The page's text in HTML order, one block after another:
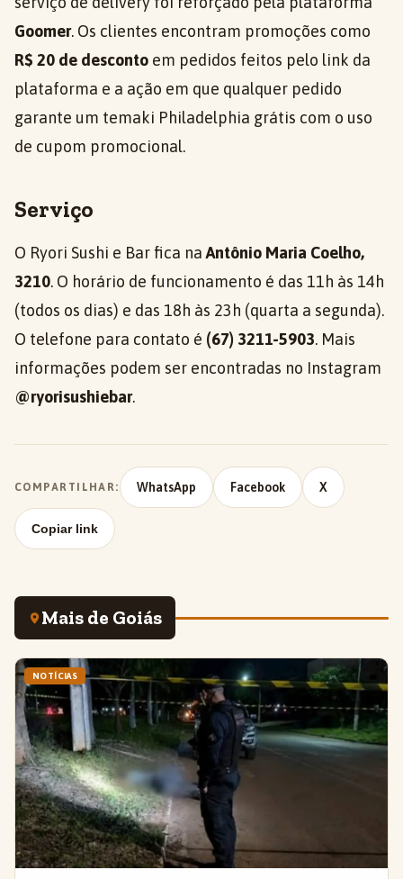
Goomer. Os clientes encontram promoções como
R$ 20 de desconto em pedidos feitos pelo link da
plataforma e a ação em que qualquer pedido
garante um temaki Philadelphia grátis com o uso
de cupom promocional.
Serviço
O Ryori Sushi e Bar fica naAntônio Maria Coelho,
3210. O horário de funcionamento é das 11h às 14h
(todos os dias) e das 18h às 23h (quarta a segunda).
O telefone para contato é (67) 3211-5903. Mais
informações podem ser encontradas no Instagram
@ryorisushiebar.
COMPARTILHAR: WhatsApp Facebook X
Copiar link
Mais de Goiás
NOTÍCIAS